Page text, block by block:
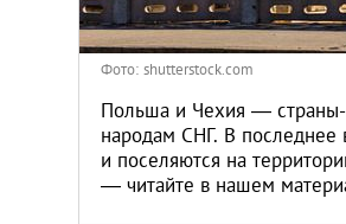
Пхукет
Санкт-Петербург
Фото: shutterstock.com
Польша и Чехия — страны-
народам СНГ. В последнее
и поселяются на
— читайте в нашем